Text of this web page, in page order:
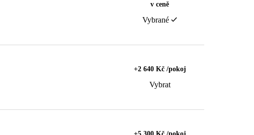
v ceně
Vybrané
+2 640 Kč /pokoj
Vybrat